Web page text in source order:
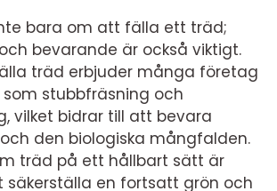
bara om att fälla ett träd;
bevarande är också viktigt.
träd erbjuder många företag
stubbfräsning och
vilket bidrar till att bevara
den biologiska mångfalden.
träd på ett hållbart sätt är
säkerställa en fortsatt grön och